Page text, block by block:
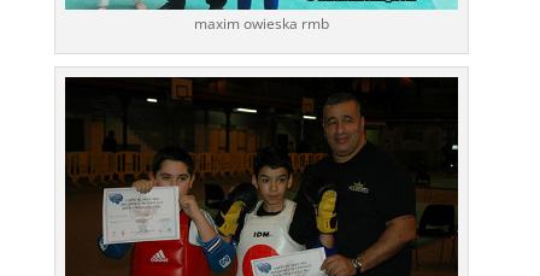
maxim owieska rmb